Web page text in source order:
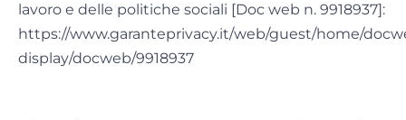
lavoro e delle politiche sociali [Doc web n. 9918937]:
https://www.garanteprivacy.it/web/guest/home/
display/docweb/9918937